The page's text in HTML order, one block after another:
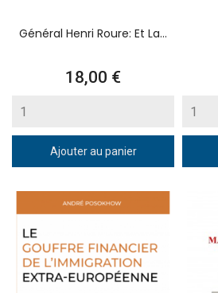
Général Henri Roure: Et La...
Prix
18,00 €
Ajouter au panier